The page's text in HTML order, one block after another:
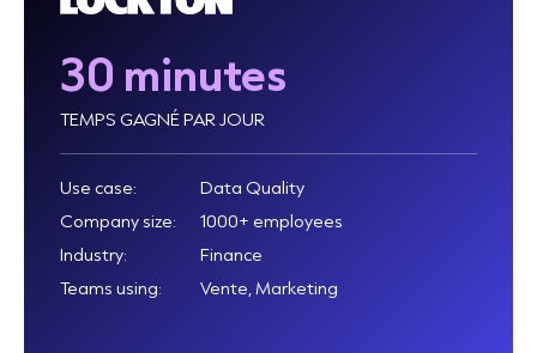
30 minutes
TEMPS GAGNÉ PAR JOUR
Use case:
Data Quality
Company size:
1000+ employees
Industry:
Finance
Teams using:
Vente, Marketing